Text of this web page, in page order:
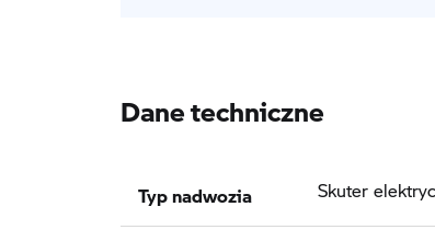
Dane techniczne
Typ nadwozia Skuter